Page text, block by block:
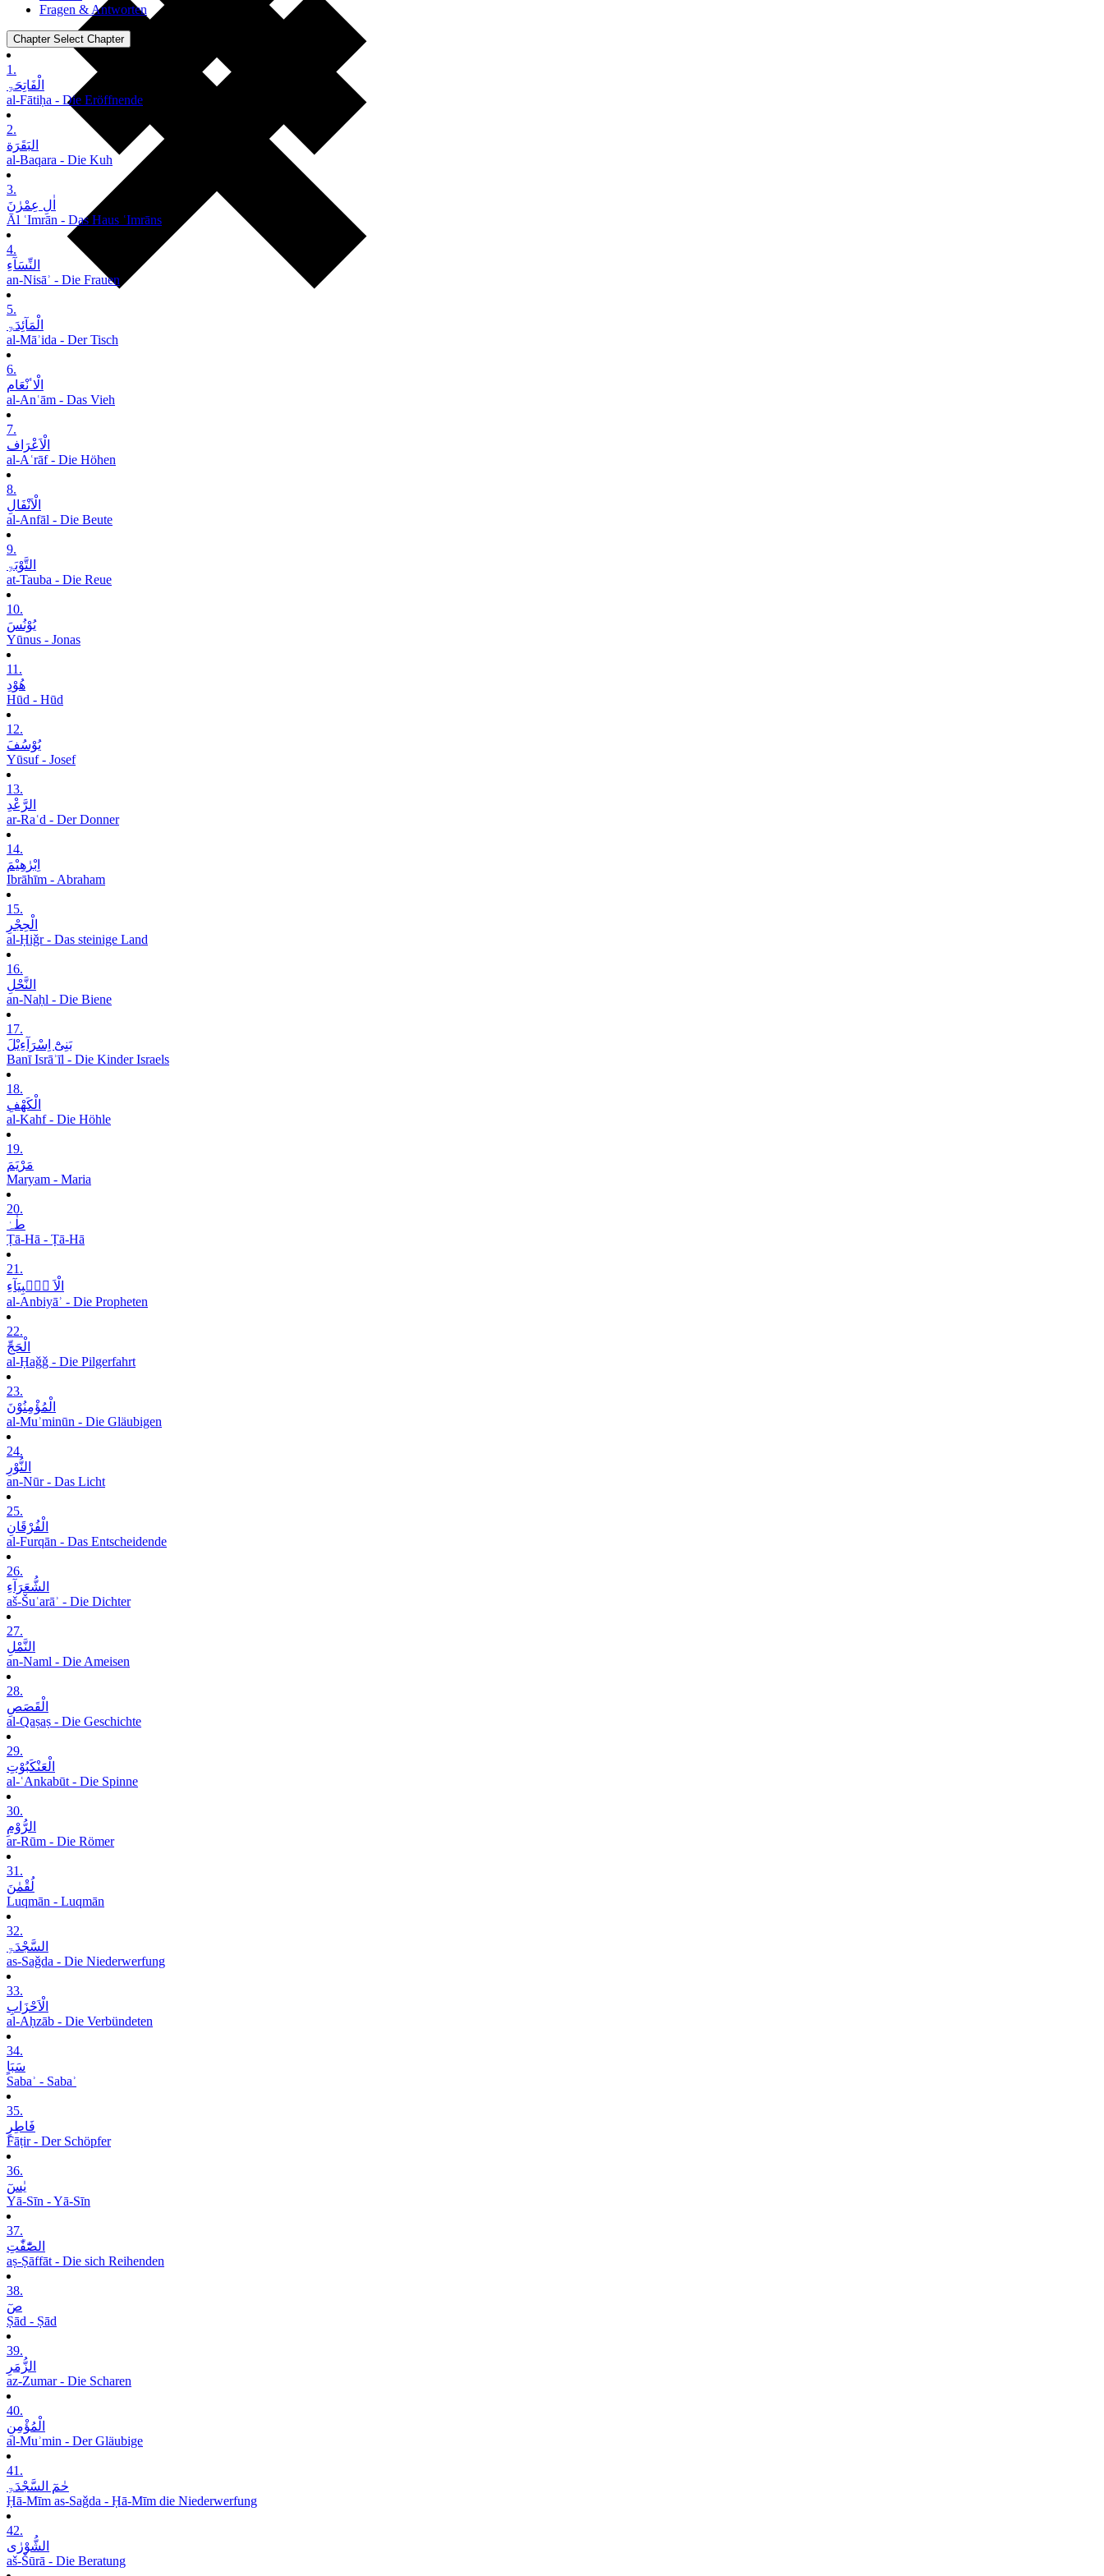
Fragen & Antworten
Chapter Select Chapter
1.
الْفَاتِحَۃِ
al-Fātiḥa - Die Eröffnende
2.
البَقَرَة
al-Baqara - Die Kuh
3.
اٰلِ عِمْرٰنَ
Āl ʿImrān - Das Haus ʿImrāns
4.
النِّسَآءِ
an-Nisāʾ - Die Frauen
5.
الْمَآئِدَۃِ
al-Māʾida - Der Tisch
6.
الْاٴنْعَام
al-Anʿām - Das Vieh
7.
الْاَعْرَاف
al-Aʿrāf - Die Höhen
8.
الْاَنْفَالِ
al-Anfāl - Die Beute
9.
التَّوْبَۃِ
at-Tauba - Die Reue
10.
یُوْنُسَ
Yūnus - Jonas
11.
ھُوْدِ
Hūd - Hūd
12.
یُوْسُفَ
Yūsuf - Josef
13.
الرَّعْدِ
ar-Raʿd - Der Donner
14.
اِبْرٰھِیْمَ
Ibrāhīm - Abraham
15.
الْحِجْرِ
al-Ḥiǧr - Das steinige Land
16.
النَّحْلِ
an-Naḥl - Die Biene
17.
بَنِیْٓ اِسْرَآءِیْلَ
Banī Isrāʾīl - Die Kinder Israels
18.
الْکَھْفِ
al-Kahf - Die Höhle
19.
مَرْیَمَ
Maryam - Maria
20.
طٰہٰ
Ṭā-Hā - Ṭā-Hā
21.
الْاَ نۡۢبِیَآءِ
al-Anbiyāʾ - Die Propheten
22.
الْحَجِّ
al-Ḥaǧǧ - Die Pilgerfahrt
23.
الْمُؤْمِنُوْنَ
al-Muʾminūn - Die Gläubigen
24.
النُّوْرِ
an-Nūr - Das Licht
25.
الْفُرْقَانِ
al-Furqān - Das Entscheidende
26.
الشُّعَرَآءِ
aš-Šuʿarāʾ - Die Dichter
27.
النَّمْلِ
an-Naml - Die Ameisen
28.
الْقَصَصِ
al-Qaṣaṣ - Die Geschichte
29.
الْعَنْکَبُوْتِ
al-ʿAnkabūt - Die Spinne
30.
الرُّوْمِ
ar-Rūm - Die Römer
31.
لُقْمٰنَ
Luqmān - Luqmān
32.
السَّجْدَۃِ
as-Saǧda - Die Niederwerfung
33.
الْاَحْزَابِ
al-Aḥzāb - Die Verbündeten
34.
سَبَاٍ
Sabaʾ - Sabaʾ
35.
فَاطِرٍ
Fāṭir - Der Schöpfer
36.
یٰسٓ
Yā-Sīn - Yā-Sīn
37.
الصّٰٓفّٰتِ
aṣ-Ṣāffāt - Die sich Reihenden
38.
صٓ
Ṣād - Ṣād
39.
الزُّمَرِ
az-Zumar - Die Scharen
40.
الْمُؤْمِنِ
al-Muʾmin - Der Gläubige
41.
حٰمٓ السَّجْدَۃِ
Ḥā-Mīm as-Saǧda - Ḥā-Mīm die Niederwerfung
42.
الشُّوْرٰی
aš-Šūrā - Die Beratung